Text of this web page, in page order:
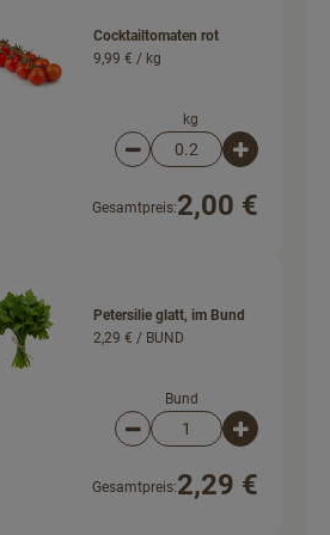
Cocktailtomaten rot
9,99 € / kg
kg
Artikelanzahl
Gesamtpreis:2,00 €
Petersilie glatt, im Bund
2,29 € / BUND
Bund
Artikelanzahl
Gesamtpreis:2,29 €